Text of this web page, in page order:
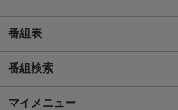
番組表
番組検索
マイメニュー